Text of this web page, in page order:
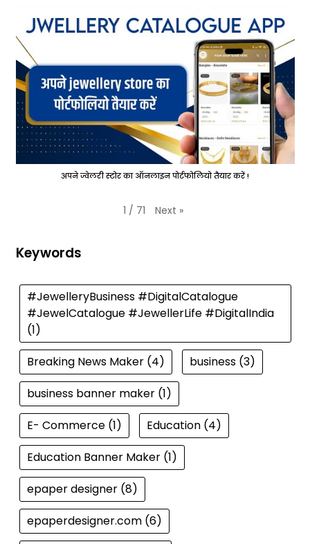
अपने ज्वेलरी स्टोर का ऑनलाइन पोर्टफोलियो तैयार करें !
1 / 71 Next »
Keywords
#JewelleryBusiness #DigitalCatalogue
#JewelCatalogue #JewellerLife #DigitalIndia
(1)
Breaking News Maker(4) business(3)
business banner maker(1)
E- Commerce(1) Education(4)
Education Banner Maker(1)
epaper designer(8)
epaperdesigner.com(6)